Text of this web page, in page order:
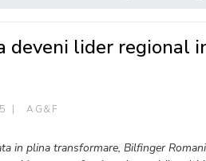
deveni lider regional
AG&F
in plina transformare, Bilfinger